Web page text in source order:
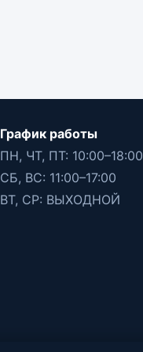
График работы
ПН, ЧТ, ПТ: 10:00–18:00
СБ, ВС: 11:00–17:00
ВТ, СР: ВЫХОДНОЙ